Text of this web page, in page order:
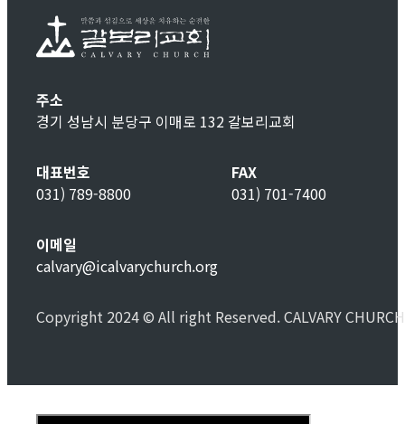
주소
경기 성남시 분당구 이매로 132 갈보리교회
대표번호
031) 789-8800
FAX
031) 701-7400
이메일
calvary@icalvarychurch.org
Copyright 2024 © All right Reserved. CALVARY CHURCH